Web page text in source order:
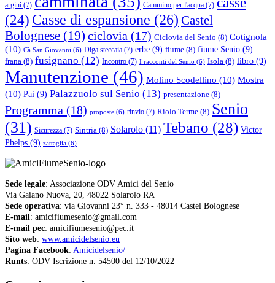
argini (7) Cammino per l'acqua (7)
(24) Casse di espansione (26) Castel
Bolognese (19) ciclovia (17) Ciclovia del Senio (8) Cotignola
(10) Cà San Giovanni (6) Diga steccaia (7) erbe (9) fiume (8) fiume Senio (9)
frana (8) fusignano (12) Incontro (7) I racconti del Senio (6) Isola (8) libro (9)
Manutenzione (46) Molino Scodellino (10) Mostra
(10) Pai (9) Palazzuolo sul Senio (13) presentazione (8)
Programma (18) proposte (6) rinvio (7) Riolo Terme (8) Senio
(31) Sicurezza (7) Sintria (8) Solarolo (11) Tebano (28) Victor
Phelps (9) zattaglia (6)
Sede legale: Associazione ODV Amici del Senio
Via Gaiano Nuova, 20, 48022 Solarolo RA
Sede operativa: via Giovanni 23° n. 333 - 48014 Castel Bolognese
E-mail: amicifiumesenio@gmail.com
E-mail pec: amicifiumesenio@pec.it
Sito web: www.amicidelsenio.eu
Pagina Facebook: Amicidelsenio/
Runts: ODV Iscrizione n. 54500 del 12/10/2022